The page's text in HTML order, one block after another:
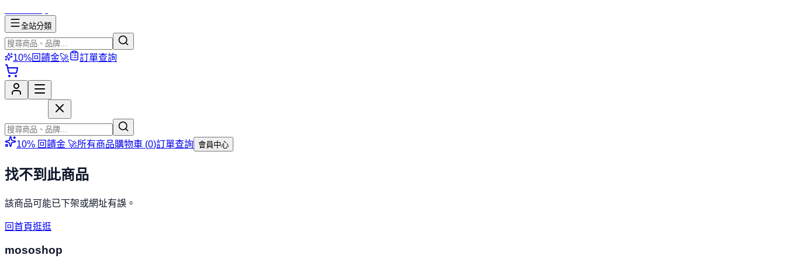
全站分類
10%回饋金🚀 訂單查詢
10% 回饋金 🚀所有商品購物車 (0)訂單查詢 會員中心
找不到此商品
該商品可能已下架或網址有誤。
回首頁逛逛
mososhop